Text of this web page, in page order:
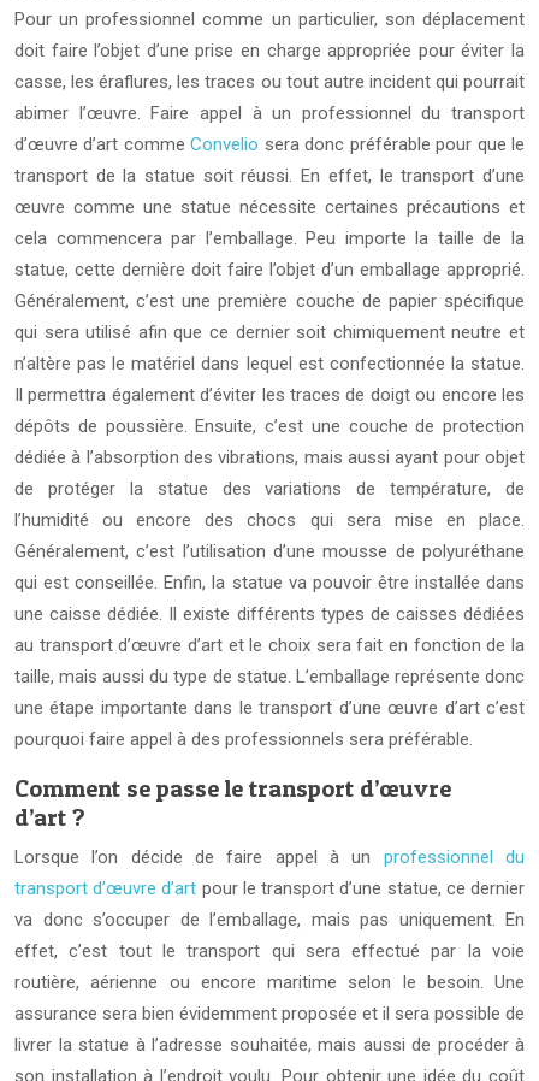
Pour un professionnel comme un particulier, son déplacement
doit faire l’objet d’une prise en charge appropriée pour éviter la
casse, les éraflures, les traces ou tout autre incident qui pourrait
abimer l’œuvre. Faire appel à un professionnel du transport
d’œuvre d’art commeConvelio sera donc préférable pour que le
transport de la statue soit réussi. En effet, le transport d’une
œuvre comme une statue nécessite certaines précautions et
cela commencera par l’emballage. Peu importe la taille de la
statue, cette dernière doit faire l’objet d’un emballage approprié.
Généralement, c’est une première couche de papier spécifique
qui sera utilisé afin que ce dernier soit chimiquement neutre et
n’altère pas le matériel dans lequel est confectionnée la statue.
Il permettra également d’éviter les traces de doigt ou encore les
dépôts de poussière. Ensuite, c’est une couche de protection
dédiée à l’absorption des vibrations, mais aussi ayant pour objet
de protéger la statue des variations de température, de
l’humidité ou encore des chocs qui sera mise en place.
Généralement, c’est l’utilisation d’une mousse de polyuréthane
qui est conseillée. Enfin, la statue va pouvoir être installée dans
une caisse dédiée. Il existe différents types de caisses dédiées
au transport d’œuvre d’art et le choix sera fait en fonction de la
taille, mais aussi du type de statue. L’emballage représente donc
une étape importante dans le transport d’une œuvre d’art c’est
pourquoi faire appel à des professionnels sera préférable.
Comment se passe le transport d’œuvre
d’art ?
Lorsque l’on décide de faire appel à un professionnel du
transport d’œuvre d’art pour le transport d’une statue, ce dernier
va donc s’occuper de l’emballage, mais pas uniquement. En
effet, c’est tout le transport qui sera effectué par la voie
routière, aérienne ou encore maritime selon le besoin. Une
assurance sera bien évidemment proposée et il sera possible de
livrer la statue à l’adresse souhaitée, mais aussi de procéder à
son installation à l’endroit voulu. Pour obtenir une idée du coût